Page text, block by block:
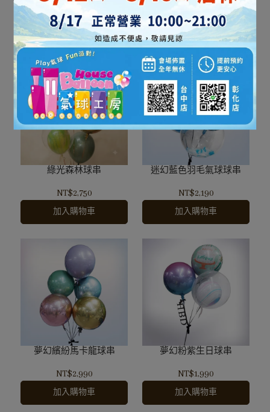
NT$999
加入購物車 加入購物車
綠光森林球串
NT$2,750
加入購物車
迷幻藍色羽毛氣球球串
NT$2,190
加入購物車
夢幻繽紛馬卡龍球串
NT$2,990
加入購物車
夢幻粉紫生日球串
NT$1,990
加入購物車